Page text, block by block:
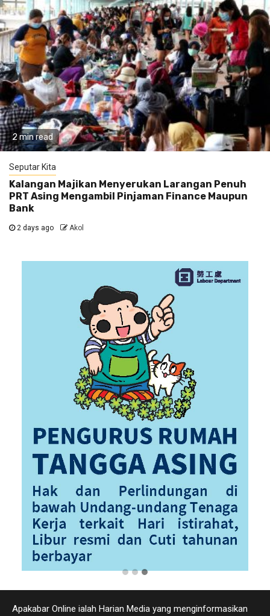
2 min read
Seputar Kita
Kalangan Majikan Menyerukan Larangan Penuh
PRT Asing Mengambil Pinjaman Finance Maupun
Bank
2 days ago Akol
Apakabar Online ialah Harian Media yang menginformasikan